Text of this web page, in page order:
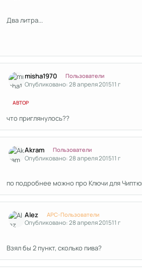
Два литра...
misha1970 Пользователи
Опубликовано:28 апреля 201511 г
АВТОР
что приглянулось??
Akram Пользователи
Опубликовано:28 апреля 201511 г
по подробнее можно про Ключи для
Alez APC-Пользователи
Опубликовано:28 апреля 201511 г
Взял бы 2 пункт, сколько пива?